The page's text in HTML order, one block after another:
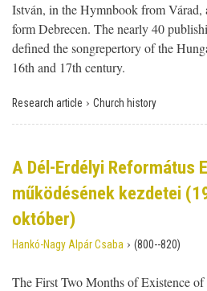
István, in the Hymnbook from
form Debrecen. The nearly 40
defined the songrepertory of the
16th and 17th century.
Research article › Church history
A Dél-Erdélyi Református
működésének kezdetei
október)
Hankó-Nagy Alpár Csaba › (800--820)
The First Two Months of Existence